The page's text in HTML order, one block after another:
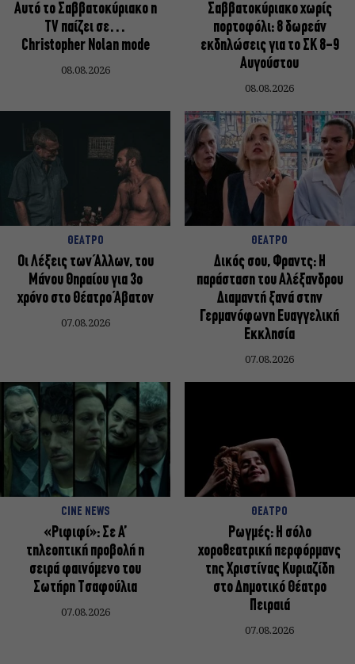
Αυτό το Σαββατοκύριακο η
TV παίζει σε…
Christopher Nolan mode
08.08.2026
Σαββατοκύριακο χωρίς
πορτοφόλι: 8 δωρεάν
εκδηλώσεις για το ΣΚ 8-9
Αυγούστου
08.08.2026
ΘΕΑΤΡΟ
Οι Λέξεις των Άλλων, του
Μάνου Θηραίου για 3ο
χρόνο στο Θέατρο Άβατον
07.08.2026
ΘΕΑΤΡΟ
Δικός σου, Φραντς: Η
παράσταση του Αλέξανδρου
Διαμαντή ξανά στην
Γερμανόφωνη Ευαγγελική
Εκκλησία
07.08.2026
CINE NEWS
«Ριφιφί»: Σε Α’
τηλεοπτική προβολή η
σειρά φαινόμενο του
Σωτήρη Τσαφούλια
07.08.2026
ΘΕΑΤΡΟ
Ρωγμές: Η σόλο
χοροθεατρική περφόρμανς
της Χριστίνας Κυριαζίδη
στο Δημοτικό Θέατρο
Πειραιά
07.08.2026